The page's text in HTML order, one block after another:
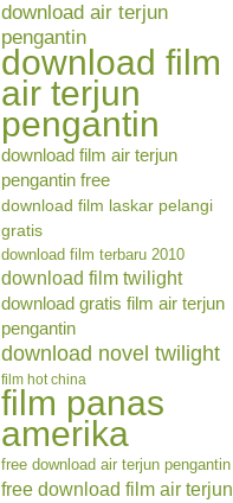
download air terjun
pengantin
download film
air terjun
pengantin
download film air terjun
pengantin free
download film laskar pelangi
gratis
download film terbaru 2010
download film twilight
download gratis film air terjun
pengantin
download novel twilight
film hot china
film panas
amerika
free download air terjun pengantin
free download film air terjun